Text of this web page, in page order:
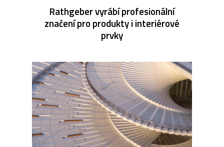
Rathgeber vyrábí profesionální
značení pro produkty i interiérové
prvky